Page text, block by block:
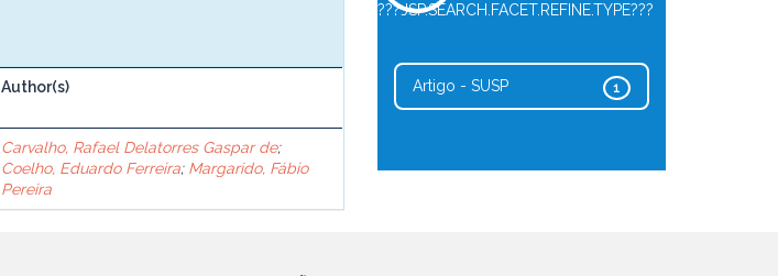
Author(s)
Carvalho, Rafael Delatorres Gaspar de;
Coelho, Eduardo Ferreira; Margarido, Fábio
Pereira
???JSP.SEARCH.FACET.REFINE.TYPE???
1
Artigo - SUSP